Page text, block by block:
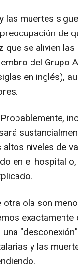
las muertes
de
que se alivien
del Grupo
en inglés),
niveles de
en el hospital
ola son
exactamente
y las